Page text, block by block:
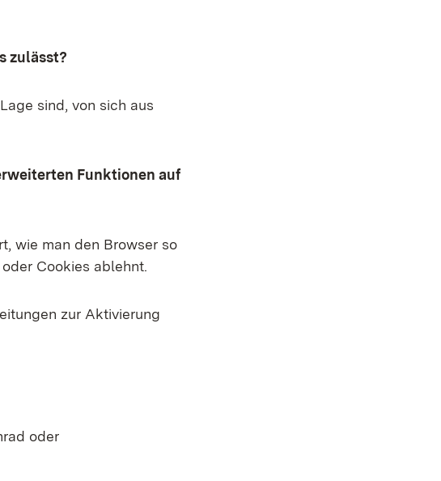
zulässt?
sind, von sich aus
Funktionen auf
wie man den Browser so
Cookies ablehnt.
zur Aktivierung
oder